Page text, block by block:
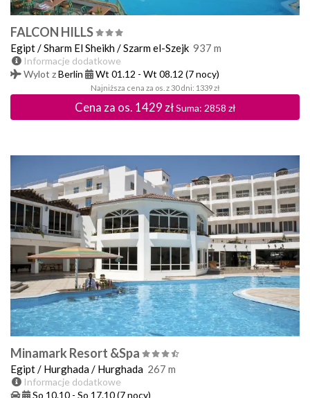
FALCON HILLS
Egipt /Sharm El Sheikh /Szarm el-Szejk 937 m
Informacje dodatkowe
Wylot zBerlin Wt 01.12 - Wt 08.12 (7 nocy)
Cena za os. 1429 zł Suma: 2858 zł
Najniższa cena za os. z 30 dni: 1339 zł
Minamark Resort &Spa
Egipt/ Hurghada/ Hurghada 267 m
Informacje dodatkowe
So 10.10 - So 17.10(7 nocy)